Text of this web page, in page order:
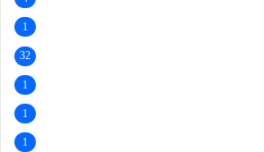
1
32
1
1
1